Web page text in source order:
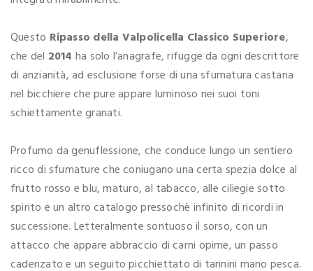
Questo Ripasso della Valpolicella Classico Superiore,
che del 2014 ha solo l’anagrafe, rifugge da ogni descrittore
di anzianità, ad esclusione forse di una sfumatura castana
nel bicchiere che pure appare luminoso nei suoi toni
schiettamente granati.
Profumo da genuflessione, che conduce lungo un sentiero
ricco di sfumature che coniugano una certa spezia dolce al
frutto rosso e blu, maturo, al tabacco, alle ciliegie sotto
spirito e un altro catalogo pressochè infinito di ricordi in
successione. Letteralmente sontuoso il sorso, con un
attacco che appare abbraccio di carni opime, un passo
cadenzato e un seguito picchiettato di tannini mano pesca.